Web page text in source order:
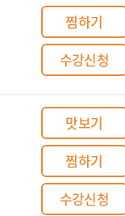
찜하기
수강신청
맛보기
찜하기
수강신청